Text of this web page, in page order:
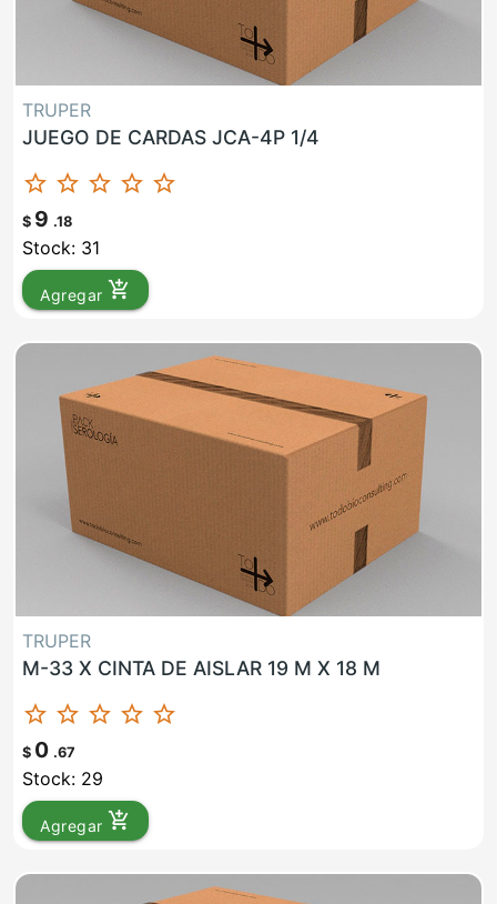
TRUPER
JUEGO DE CARDAS JCA-4P 1/4
star_border star_border star_border star_border star_border
$ 9 .18
Stock: 31
Agregar add_shopping_cart
TRUPER
M-33 X CINTA DE AISLAR 19 M X 18 M
star_border star_border star_border star_border star_border
$ 0 .67
Stock: 29
Agregar add_shopping_cart